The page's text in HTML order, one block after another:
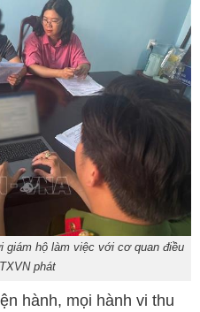
giám hộ làm việc với cơ quan điều
phát
hành, mọi hành vi thu